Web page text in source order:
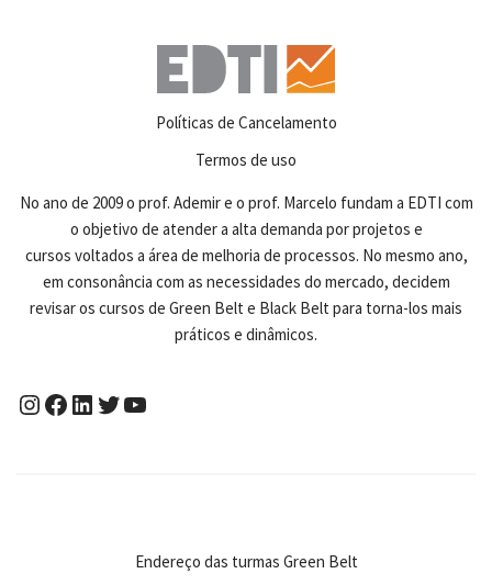
Políticas de Cancelamento
Termos de uso
No ano de 2009 o prof. Ademir e o prof. Marcelo fundam a EDTI com
o objetivo de atender a alta demanda por projetos e
cursos voltados a área de melhoria de processos. No mesmo ano,
em consonância com as necessidades do mercado, decidem
revisar os cursos de Green Belt e Black Belt para torna-los mais
práticos e dinâmicos.
Endereço das turmas Green Belt